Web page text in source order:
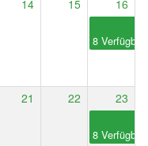
14 15 16
8 Verfügbar
21 22 23
8 Verfügbar